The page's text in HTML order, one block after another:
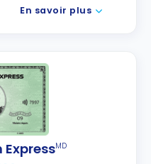
En savoir plus
MD